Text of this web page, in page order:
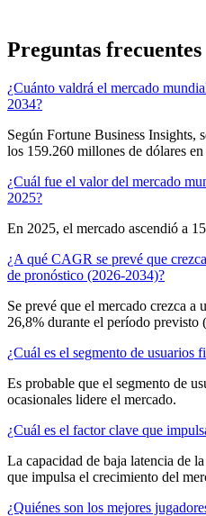
Preguntas frecuentes
¿Cuánto valdrá el mercado
2034?
Según Fortune Business Insights,
los 159.260 millones de dólares
¿Cuál fue el valor del mercado
2025?
En 2025, el mercado ascendió a
¿A qué CAGR se prevé que
de pronóstico (2026-2034)?
Se prevé que el mercado crezca a
26,8% durante el período previsto
¿Cuál es el segmento de usuarios
Es probable que el segmento de
ocasionales lidere el mercado.
¿Cuál es el factor clave que
La capacidad de baja latencia de
que impulsa el crecimiento del
¿Quiénes son los mejores